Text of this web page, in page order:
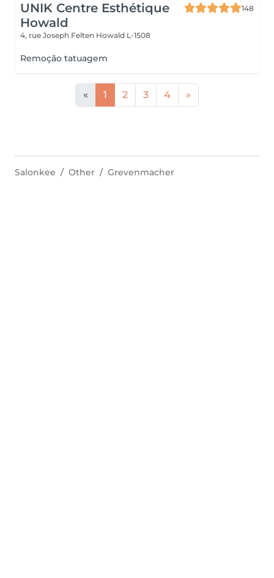
UNIK Centre Esthétique
Howald
148
4, rue Joseph Felten Howald L-1508
Remoção tatuagem
« 1 2 3 4 »
Salonkee Other Grevenmacher